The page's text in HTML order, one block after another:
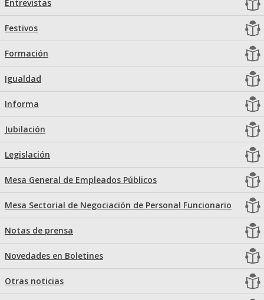
Entrevistas
Festivos
Formación
Igualdad
Informa
Jubilación
Legislación
Mesa General de Empleados Públicos
Mesa Sectorial de Negociación de Personal Funcionario
Notas de prensa
Novedades en Boletines
Otras noticias